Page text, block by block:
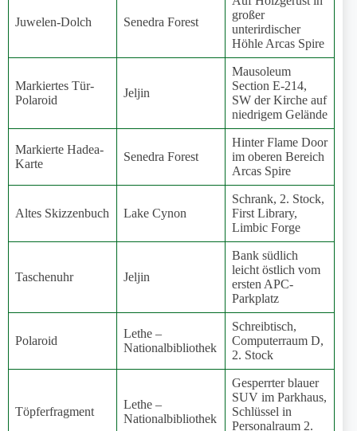
Juwelen-Dolch Senedra Forest
großer
unterirdischer
Höhle Arcas Spire
Markiertes Tür-
Polaroid
Jeljin
Mausoleum
Section E-214,
SW der Kirche auf
niedrigem Gelände
Markierte Hadea-
Karte
Senedra Forest
Hinter Flame Door
im oberen Bereich
Arcas Spire
Altes Skizzenbuch Lake Cynon
Schrank, 2. Stock,
First Library,
Limbic Forge
Taschenuhr Jeljin
Bank südlich
leicht östlich vom
ersten APC-
Parkplatz
Polaroid
Lethe –
Nationalbibliothek
Schreibtisch,
Computerraum D,
2. Stock
Töpferfragment
Lethe –
Nationalbibliothek
Gesperrter blauer
SUV im Parkhaus,
Schlüssel in
Personalraum 2.